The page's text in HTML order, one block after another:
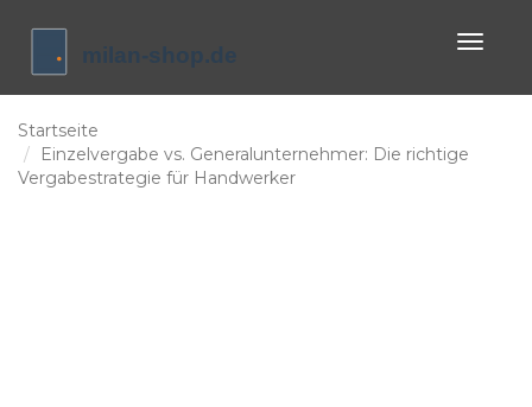
Startseite
Einzelvergabe vs. Generalunternehmer: Die richtige
Vergabestrategie für Handwerker